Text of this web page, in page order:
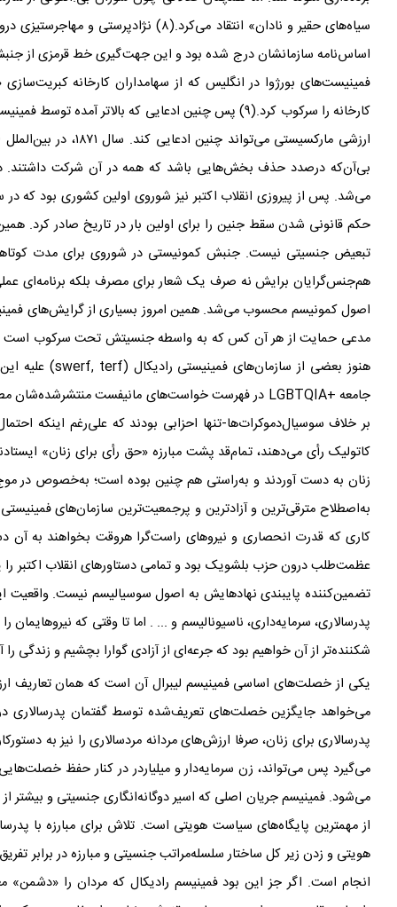
سیاههای حقیر و نادان» انتقاد میکرد.(۸) نژادپرستی و مهاجرستیزی درون
اساسنامهسازمانشان درج شده بود و این جهتگیری خط قرمزی از
فمینیستهای بورژوا در انگلیس که از سهامداران کارخانه کبریتسازی
کارخانه را سرکوب کرد.(۹) پس چنین ادعایی که بالاتر آمده توسط فمینیست
ارزشی مارکسیستی میتواند چنین ادعایی کند. سال ۱۸۷۱، در بین
بی‌آن‌که درصدد حذف بخشهایی باشد که همه در آن شرکت داشتند.
می
حکم قانونی شدن سقط جنین را برای اولین بار در تاریخ صادر کرد.
تبعیض جنسیتی نیست. جنبش کمونیستی در شوروی برای مدت
همجنسگرایان برایش نه صرف یک شعار برای مصرف بلکه برنامهای
اصول کمونیسم محسوب میشد. همین امروز بسیاری از گرایشهای
مدعی حمایت از هر آن کس که به واسطهجنسیتش تحت سرکوب است
هنوز بعضی از سازمانهای فمینیستی رادیکال (swerf, terf) علیه
جامعه LGBTQIA+
بر خلاف سوسیال‌دموکراتها-تنها احزابی بودند که علی‌رغم اینکه
کاتولیک رأی میدهند، تمام‌قد پشت مبارزه «حق رأی برای زنان»
زنان به دست آوردند و به‌راستی هم چنین بوده است؛ به‌خصوص در موج
به‌اصطلاح مترقیترین و آزادترین و پرجمعیتترین سازمانهای
کاری که قدرت انحصاری و نیروهای راستگرا هروقت بخواهند به
عظمتطلب درون حزب بلشویک بود و تمامی دستاورهای انقلاب اکتبر
تضمین‌کننده پایبندی نهادهایش به اصول سوسیالیسم نیست. واقعیت
پدرسالاری، سرمایهداری، ‌ناسیونالیسم و ... . اما تا وقتی که
شکنندهتر از آن خواهیم بود که جرعهای از آزادی گوارا بچشیم و زندگی را
یکی از خصلت‌های اساسی فمینیسم لیبرال آن است که همان تعاریف
میخواهد جایگزین خصلتهای تعریف‌شده توسط گفتمان پدرسالاری
پدرسالاری برای زنان، صرفا ارزشهای مردانه مردسالاری را نیز به
میگیرد پس میتواند، زن سرمایهدار و میلیاردر در کنار حفظ خصلت
میشود. فمینیسم جریان اصلی که اسیر دوگانه‌انگاری جنسیتی و بیشتر
از مهمترین پایگاههای سیاست هویتی است. تلاش برای مبارزه با
هویتی و زدن زیر کل ساختار سلسلهمراتب جنسیتی و مبارزه در برابر
انجام است. اگر جز این بود فمینیسم رادیکال که مردان را «دشمن»